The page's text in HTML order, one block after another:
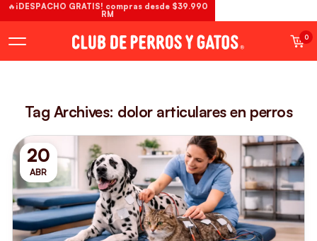
0
Tag Archives: dolor articulares en perros
20
ABR
🔥¡DESPACHO GRATIS! compras desde $39.990
RM